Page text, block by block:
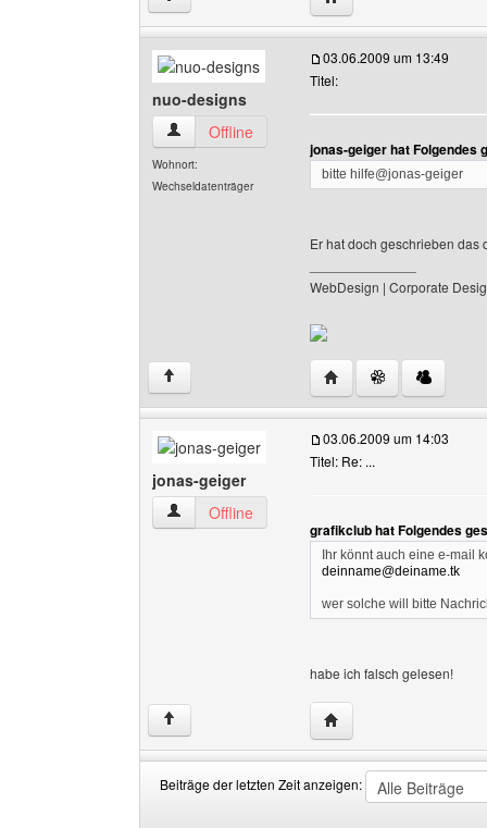
nuo-designs
nuo-designs Benutzer-Profile anzeigen
Offline
Wohnort:
Wechseldatenträger
03.06.2009 um 13:49
Titel:
jonas-geiger hat Folgendes
bitte hilfe@jonas-geiger
Er hat doch geschrieben das
WebDesign | Corporate
↑ Website dieses
jonas-geiger
jonas-geiger Benutzer-Profile anzeigen
Offline
03.06.2009 um 14:03
Titel: Re: ...
grafikclub hat Folgendes
Ihr könnt auch eine e-mail
deinname@deiname.tk
wer solche will bitte
habe ich falsch gelesen!
↑ Website dieses
Beiträge der letzten Zeit anzeigen: